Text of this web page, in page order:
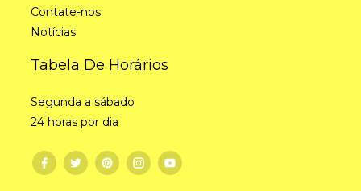
Contate-nos
Notícias
Tabela De Horários
Segunda a sábado
24 horas por dia